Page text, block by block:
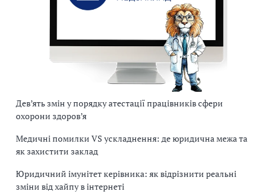
Дев’ять змін у порядку атестації працівників сфери
охорони здоров’я
Медичні помилки VS ускладнення: де юридична межа та
як захистити заклад
Юридичний імунітет керівника: як відрізнити реальні
зміни від хайпу в інтернеті